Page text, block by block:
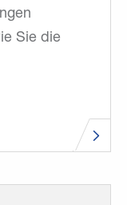
Sie die